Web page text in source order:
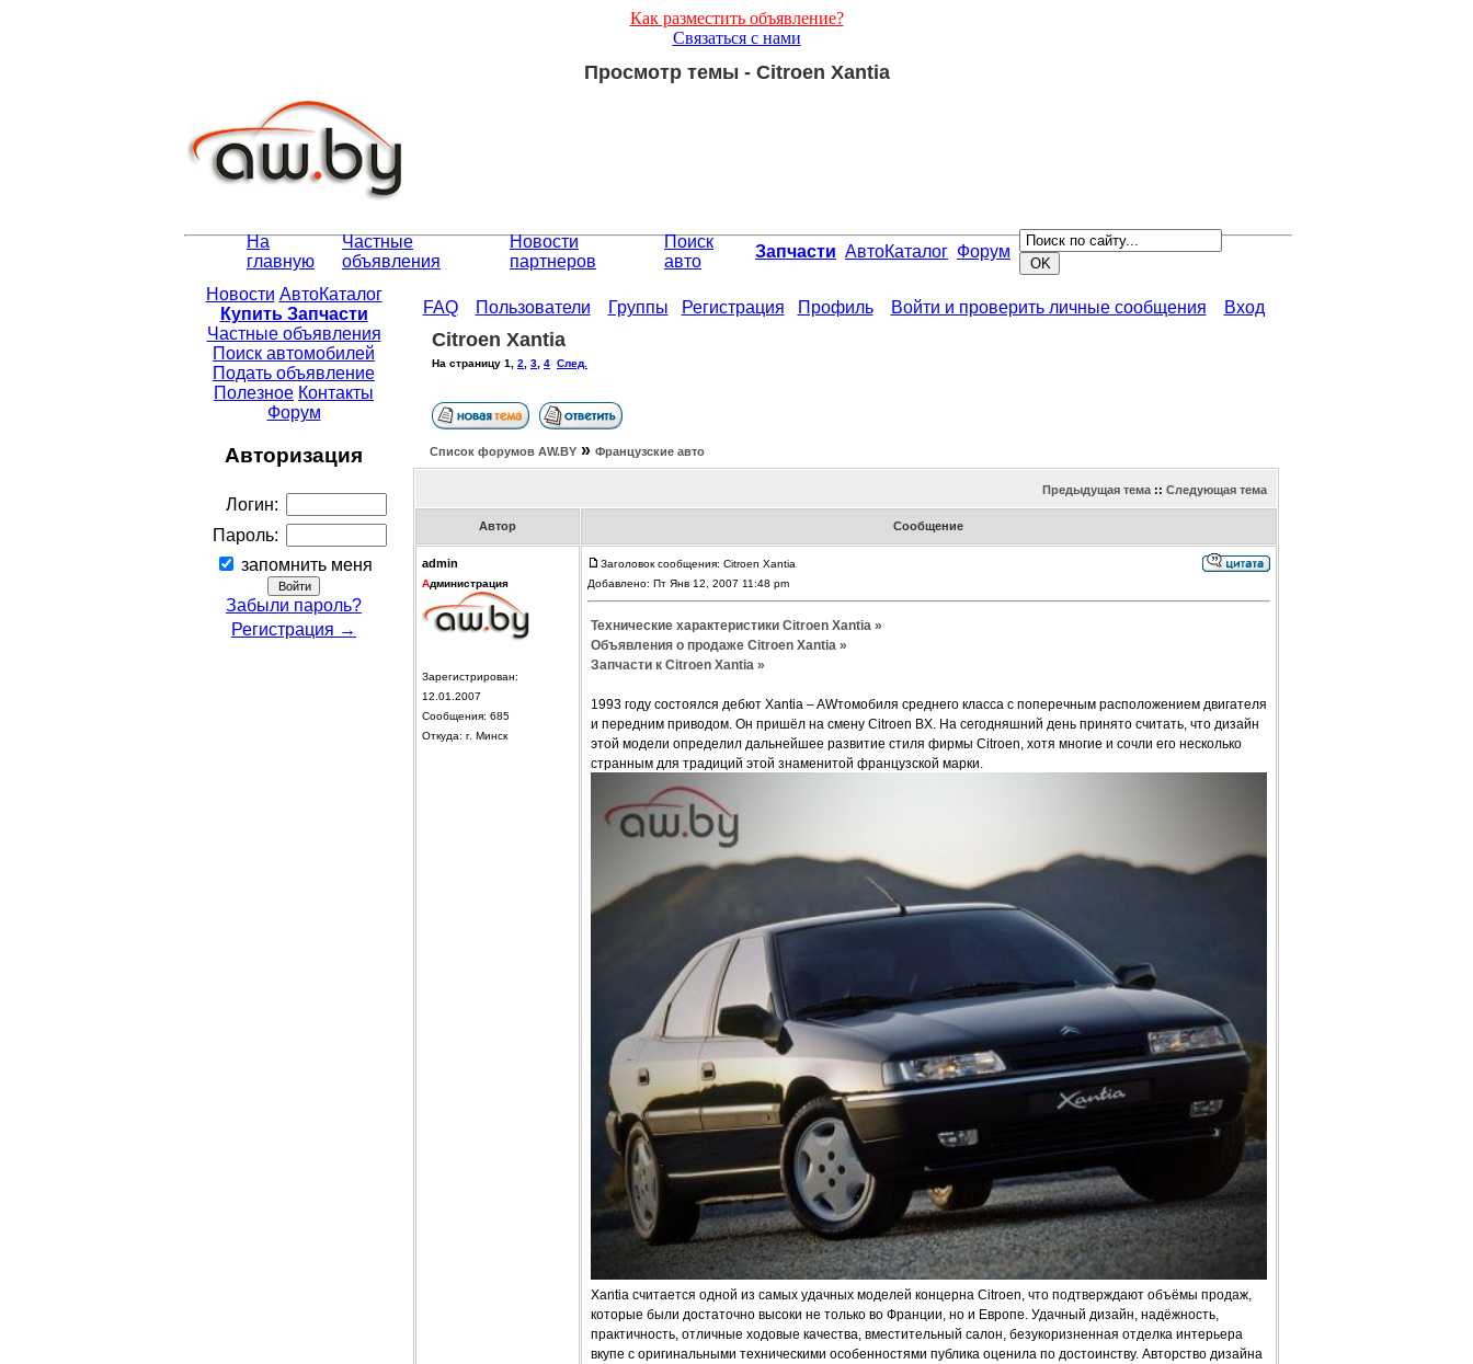
Как разместить объявление?
Связаться с нами
Просмотр темы - Citroen Xantia
На
главную
Частные
объявления
Новости
партнеров
Поиск
авто
Запчасти АвтоКаталог Форум
Новости АвтоКаталог
Купить Запчасти
Частные объявления
Поиск автомобилей
Подать объявление
Полезное Контакты
Форум
Авторизация
Логин:
Пароль:
запомнить меня
Забыли пароль?
Регистрация →
FAQ Пользователи Группы Регистрация Профиль Войти и проверить личные сообщения Вход
Citroen Xantia
На страницу 1 2 3 4 След.
Список форумов АW.BY» Французские авто
Предыдущая тема:: Следующая тема
Автор Сообщение
admin
Администрация
Зарегистрирован:
12.01.2007
Сообщения: 685
Откуда: г. Минск
Заголовок сообщения: Citroen Xantia
Добавлено: Пт Янв 12, 2007 11:48 pm
Технические характеристики Citroen Xantia »
Объявления о продаже Citroen Xantia »
Запчасти к Citroen Xantia »
1993 году состоялся дебют Xantia – AWтомобиля среднего класса с поперечным расположением двигателя
и передним приводом. Он пришёл на смену Citroen BX. На сегодняшний день принято считать, что дизайн
этой модели определил дальнейшее развитие стиля фирмы Citroen, хотя многие и сочли его несколько
странным для традиций этой знаменитой французской марки.
Xantia считается одной из самых удачных моделей концерна Citroen, что подтверждают объёмы продаж,
которые были достаточно высоки не только во Франции, но и Европе. Удачный дизайн, надёжность,
практичность, отличные ходовые качества, вместительный салон, безукоризненная отделка интерьера
вкупе с оригинальными техническими особенностями публика оценила по достоинству. Авторство дизайна